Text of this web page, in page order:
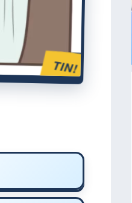
TIN!